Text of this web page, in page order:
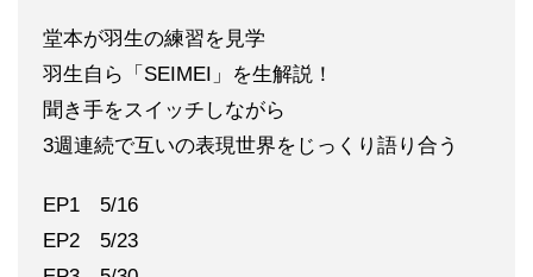
堂本が羽生の練習を見学
羽生自ら「SEIMEI」を生解説！
聞き手をスイッチしながら
3週連続で互いの表現世界をじっくり語り合う
EP1 5/16
EP2 5/23